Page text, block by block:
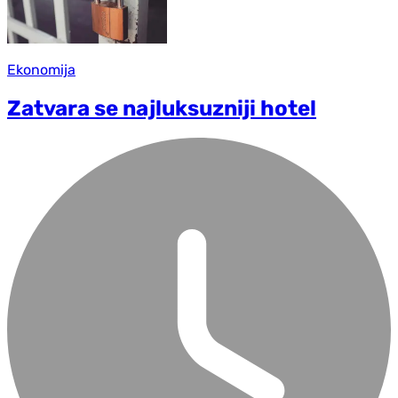
Ekonomija
Zatvara se najluksuzniji hotel